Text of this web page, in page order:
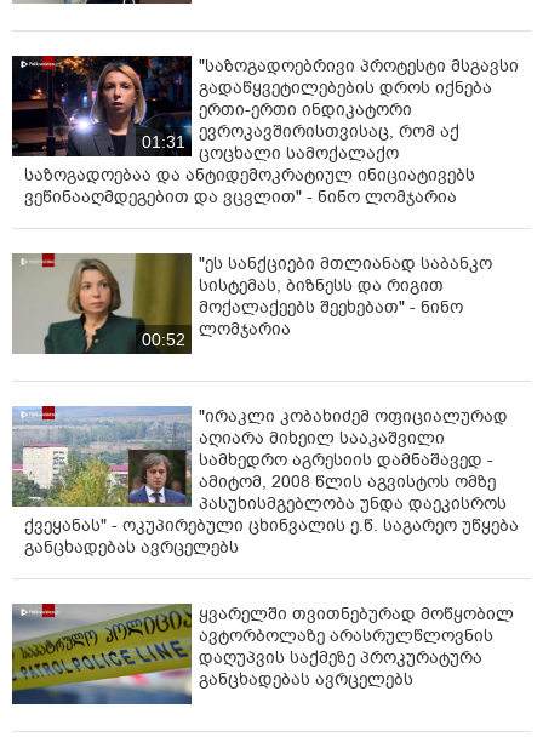
01:31
"საზოგადოებრივი პროტესტი მსგავსი
გადაწყვეტილებების დროს იქნება
ერთი-ერთი ინდიკატორი
ევროკავშირისთვისაც, რომ აქ
ცოცხალი სამოქალაქო
საზოგადოებაა და ანტიდემოკრატიულ ინიციატივებს
ვეწინააღმდეგებით და ვცვლით" - ნინო ლომჯარია
00:52
"ეს სანქციები მთლიანად საბანკო
სისტემას, ბიზნესს და რიგით
მოქალაქეებს შეეხებათ" - ნინო
ლომჯარია
"ირაკლი კობახიძემ ოფიციალურად
აღიარა მიხეილ სააკაშვილი
სამხედრო აგრესიის დამნაშავედ -
ამიტომ, 2008 წლის აგვისტოს ომზე
პასუხისმგებლობა უნდა დაეკისროს
ქვეყანას" - ოკუპირებული ცხინვალის ე.წ. საგარეო უწყება
განცხადებას ავრცელებს
ყვარელში თვითნებურად მოწყობილ
ავტორბოლაზე არასრულწლოვნის
დაღუპვის საქმეზე პროკურატურა
განცხადებას ავრცელებს